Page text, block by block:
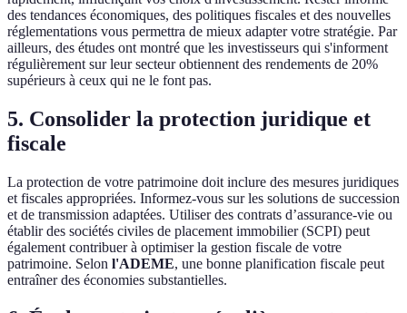
des tendances économiques, des politiques fiscales et des nouvelles
réglementations vous permettra de mieux adapter votre stratégie. Par
ailleurs, des études ont montré que les investisseurs qui s'informent
régulièrement sur leur secteur obtiennent des rendements de 20%
supérieurs à ceux qui ne le font pas.
5. Consolider la protection juridique et
fiscale
La protection de votre patrimoine doit inclure des mesures juridiques
et fiscales appropriées. Informez-vous sur les solutions de succession
et de transmission adaptées. Utiliser des contrats d’assurance-vie ou
établir des sociétés civiles de placement immobilier (SCPI) peut
également contribuer à optimiser la gestion fiscale de votre
patrimoine. Selon l'ADEME, une bonne planification fiscale peut
entraîner des économies substantielles.